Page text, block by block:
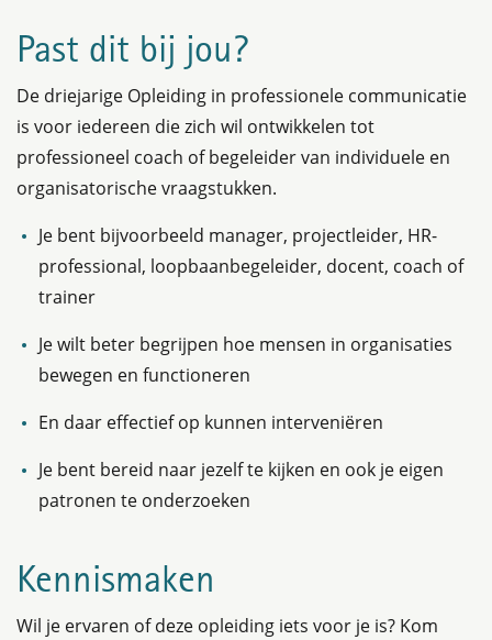
Past dit bij jou?
De driejarige Opleiding in professionele communicatie
is voor iedereen die zich wil ontwikkelen tot
professioneel coach of begeleider van individuele en
organisatorische vraagstukken.
Je bent bijvoorbeeld manager, projectleider, HR-
professional, loopbaanbegeleider, docent, coach of
trainer
Je wilt beter begrijpen hoe mensen in organisaties
bewegen en functioneren
En daar effectief op kunnen interveniëren
Je bent bereid naar jezelf te kijken en ook je eigen
patronen te onderzoeken
Kennismaken
Wil je ervaren of deze opleiding iets voor je is? Kom